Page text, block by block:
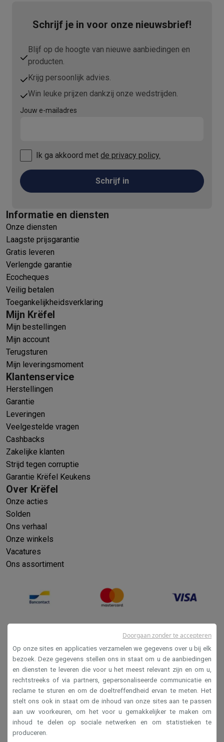
Schrijf je in voor onze nieuwsbrief!
Blijf op de hoogte van nieuwe aanbiedingen en
producten.
Krijg persoonlijk advies.
Win leuke prijzen dankzij onze wedstrijden.
Jouw e-mailadres
Ik ga akkoord met de privacy policy.
Schrijf in
Informatie en diensten
Onze diensten
Laagste prijsgarantie
Gratis leveren
Verlengde garantie
Ecocheques
Veilig betalen
Toegankelijkheidsverklaring
Mijn Krëfel
Mijn bestellingen
Mijn account
Terugsturen
Mijn leveringsmoment
Klantenservice
Herstellingen
Garantie
Leveringen
Veelgestelde vragen
Cashbacks
Zakelijke klanten
Strijd tegen corruptie
Garantie Krëfel Keukens
Over Krëfel
Onze acties
Solden
Ons verhaal
Onze winkels
Vacatures
Ons assortiment
Verkoopsvoorwaarden
Privacy
Disclaimer
Cookies
Op onze sites en applicaties verzamelen we gegevens over u bij elk
bezoek. Deze gegevens stellen ons in staat om u de aanbiedingen
en diensten te leveren die voor u het meest relevant zijn en om u,
rechtstreeks of via partners, gepersonaliseerde communicatie en
reclame te sturen en om de doeltreffendheid ervan te meten. Het
stelt ons ook in staat om de inhoud van onze sites aan te passen
aan uw voorkeuren, om het voor u gemakkelijker te maken om
inhoud te delen op sociale netwerken en om statistieken te
produceren.
Doorgaan zonder te accepteren